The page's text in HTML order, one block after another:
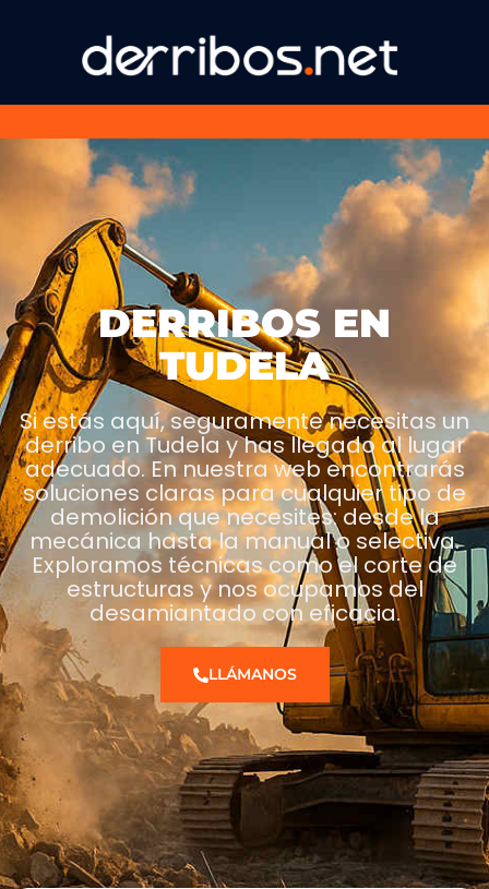
DERRIBOS EN
TUDELA
Si estás aquí, seguramente necesitas un
derribo en Tudela y has llegado al lugar
adecuado. En nuestra web encontrarás
soluciones claras para cualquier tipo de
demolición que necesites: desde la
mecánica hasta la manual o selectiva.
Exploramos técnicas como el corte de
estructuras y nos ocupamos del
desamiantado con eficacia.
LLÁMANOS